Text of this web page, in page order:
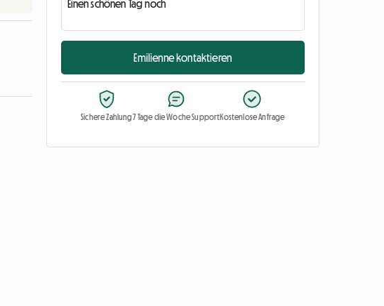
Emilienne kontaktieren
Sichere Zahlung7 Tage die Woche SupportKostenlose Anfrage